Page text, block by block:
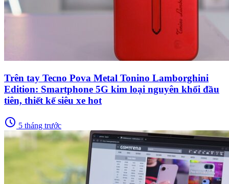
Trên tay Tecno Pova Metal Tonino Lamborghini
Edition: Smartphone 5G kim loại nguyên khối đầu
tiên, thiết kế siêu xe hot
schedule 5 tháng trước